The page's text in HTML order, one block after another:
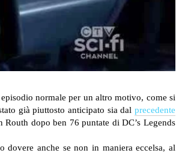
normale per un altro motivo, come si
già piuttosto anticipato sia dal precedente
Routh dopo ben 76 puntate di DC’s Legends
dovere anche se non in maniera eccelsa, al